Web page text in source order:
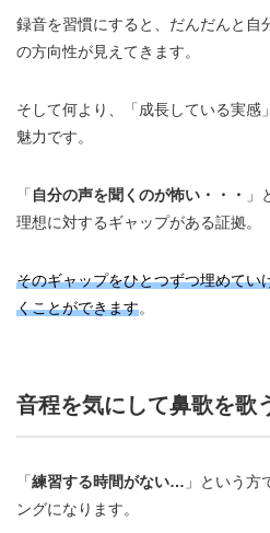
録音を習慣にすると、だんだんと自
の方向性が見えてきます。
そして何より、「成長している実感
魅力です。
「 自分の声を聞くのが怖い・・・
」
理想に対するギャップがある証拠。
そのギャップをひとつずつ埋めてい
くことができます。
音程を気にして鼻歌を歌
「練習する時間がない… 」という方
ングになります。